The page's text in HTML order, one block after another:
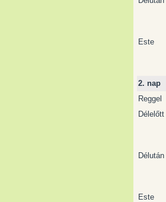
Este
2. nap
Reggel
Délelőtt
Délután
Este